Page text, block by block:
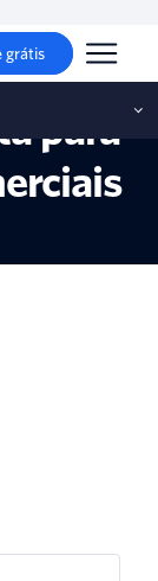
grátis
Apple
para